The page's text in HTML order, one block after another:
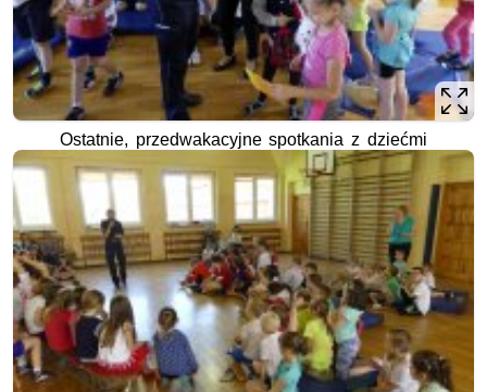
Ostatnie, przedwakacyjne spotkania z dziećmi